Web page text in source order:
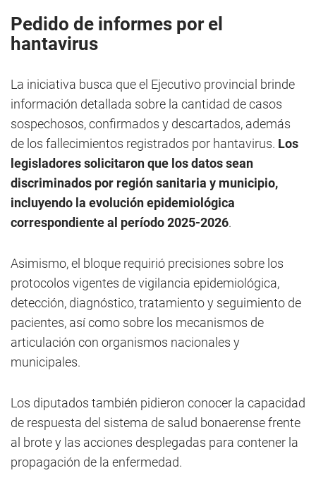
Pedido de informes por el
hantavirus
La iniciativa busca que el Ejecutivo provincial brinde
información detallada sobre la cantidad de casos
sospechosos, confirmados y descartados, además
de los fallecimientos registrados por hantavirus. Los
legisladores solicitaron que los datos sean
discriminados por región sanitaria y municipio,
incluyendo la evolución epidemiológica
correspondiente al período 2025-2026.
Asimismo, el bloque requirió precisiones sobre los
protocolos vigentes de vigilancia epidemiológica,
detección, diagnóstico, tratamiento y seguimiento de
pacientes, así como sobre los mecanismos de
articulación con organismos nacionales y
municipales.
Los diputados también pidieron conocer la capacidad
de respuesta del sistema de salud bonaerense frente
al brote y las acciones desplegadas para contener la
propagación de la enfermedad.